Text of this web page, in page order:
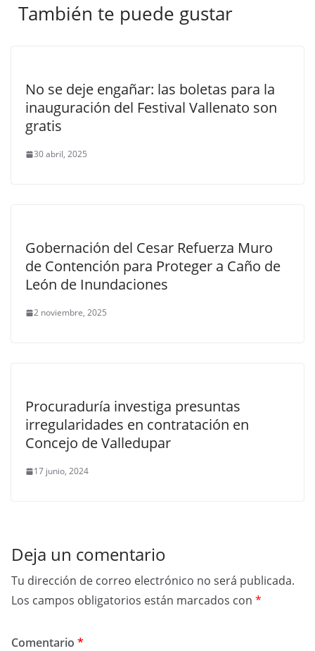
También te puede gustar
No se deje engañar: las boletas para la
inauguración del Festival Vallenato son
gratis
30 abril, 2025
Gobernación del Cesar Refuerza Muro
de Contención para Proteger a Caño de
León de Inundaciones
2 noviembre, 2025
Procuraduría investiga presuntas
irregularidades en contratación en
Concejo de Valledupar
17 junio, 2024
Deja un comentario
Tu dirección de correo electrónico no será publicada.
Los campos obligatorios están marcados con *
Comentario *